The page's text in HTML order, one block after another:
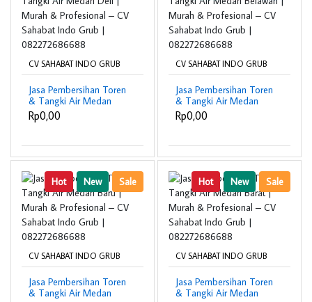
CV SAHABAT INDO GRUB
Jasa Pembersihan Toren
& Tangki Air Medan
Deli | Murah &
Profesional – CV
082272686688
Rp0,00
CV SAHABAT INDO GRUB
Jasa Pembersihan Toren
& Tangki Air Medan
Belawan | Murah &
Profesional – CV
082272686688
Rp0,00
Hot New Sale
CV SAHABAT INDO GRUB
Jasa Pembersihan Toren
& Tangki Air Medan
Hot New Sale
CV SAHABAT INDO GRUB
Jasa Pembersihan Toren
& Tangki Air Medan